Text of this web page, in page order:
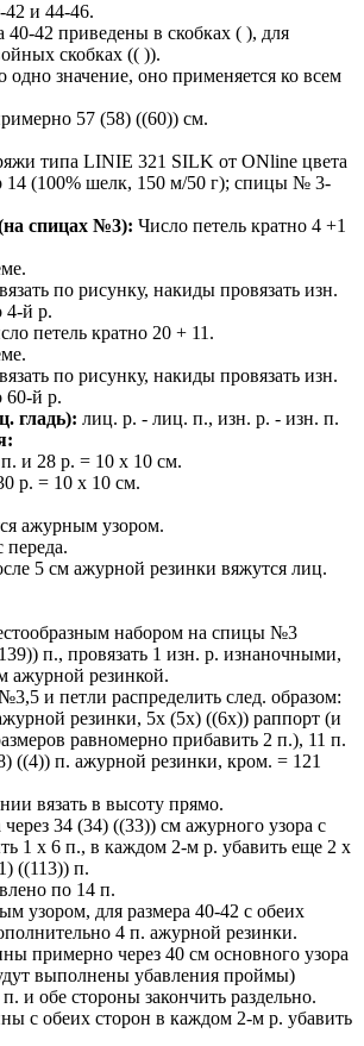
42 и 44-46.
40-42 приведены в скобках ( ), для
скобках (( )).
одно значение, оно применяется ко всем
57 (58) ((60)) см.
типа LINIE 321 SILK от ONline цвета
14 (100% шелк, 150 м/50 г); спицы № 3-
спицах №3): Число петель кратно 4 +1
по рисунку, накиды провязать изн.
4-й р.
петель кратно 20 + 11.
по рисунку, накиды провязать изн.
60-й р.
гладь): лиц. р. - лиц. п., изн. р. - изн. п.
и 28 р. = 10 х 10 см.
р. = 10 х 10 см.
ажурным узором.
переда.
5 см ажурной резинки вяжутся лиц.
набором на спицы №3
п., провязать 1 изн. р. изнаночными,
ажурной резинкой.
и петли распределить след. образом:
резинки, 5x (5x) ((6x)) раппорт (и
равномерно прибавить 2 п.), 11 п.
((4)) п. ажурной резинки, кром. = 121
вязать в высоту прямо.
34 (34) ((33)) см ажурного узора с
1 х 6 п., в каждом 2-м р. убавить еще 2 х
((113)) п.
по 14 п.
узором, для размера 40-42 с обеих
4 п. ажурной резинки.
примерно через 40 см основного узора
выполнены убавления проймы)
и обе стороны закончить раздельно.
с обеих сторон в каждом 2-м р. убавить